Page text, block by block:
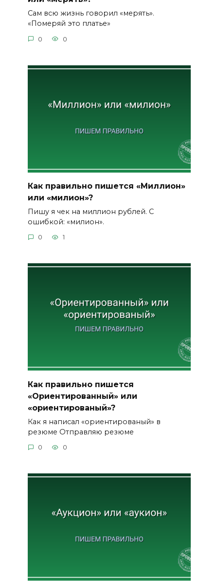
Сам всю жизнь говорил «мерять».
«Померяй это платье»
0 0
Как правильно пишется «Миллион»
или «милион»?
Пишу я чек на миллион рублей. С
ошибкой: «милион».
0 1
Как правильно пишется
«Ориентированный» или
«ориентированый»?
Как я написал «ориентированый» в
резюме Отправляю резюме
0 0